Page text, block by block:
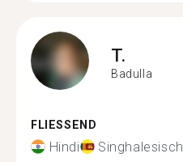
T.
Badulla
FLIESSEND
Hindi Singhalesisch